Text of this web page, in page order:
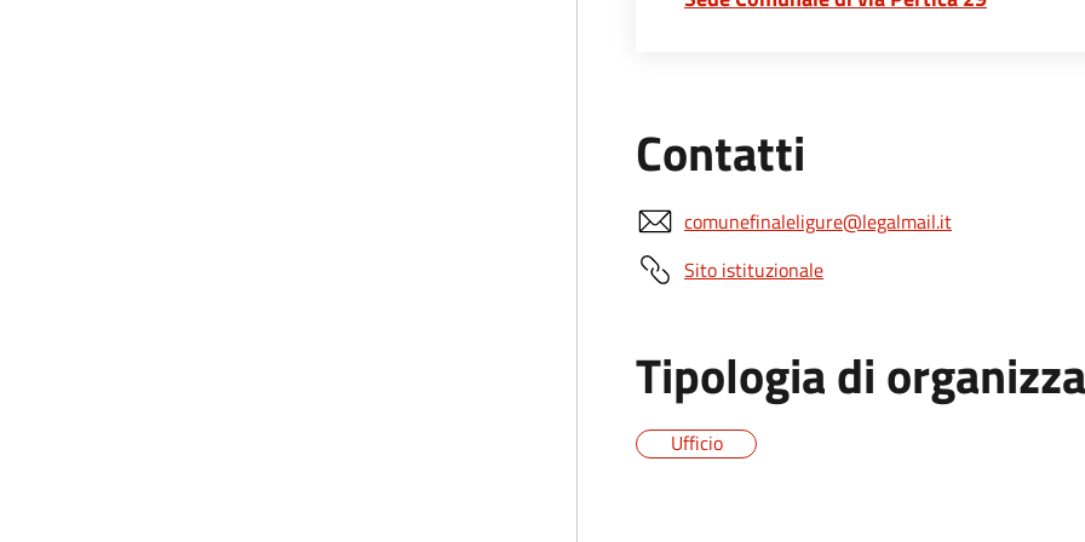
Contatti
comunefinaleligure@legalmail.it
Sito istituzionale
Tipologia di
Ufficio